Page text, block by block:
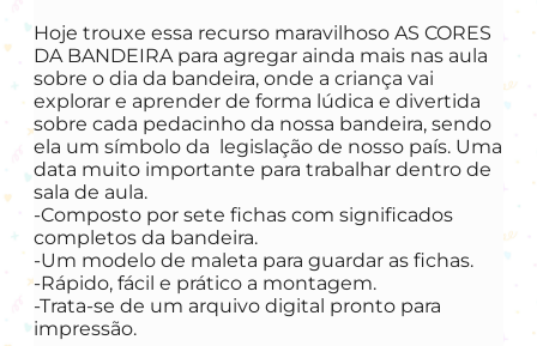
Hoje trouxe essa recurso maravilhoso AS CORES
DA BANDEIRA para agregar ainda mais nas aula
sobre o dia da bandeira, onde a criança vai
explorar e aprender de forma lúdica e divertida
sobre cada pedacinho da nossa bandeira, sendo
ela um símbolo da legislação de nosso país. Uma
data muito importante para trabalhar dentro de
sala de aula.
-Composto por sete fichas com significados
completos da bandeira.
-Um modelo de maleta para guardar as fichas.
-Rápido, fácil e prático a montagem.
-Trata-se de um arquivo digital pronto para
impressão.